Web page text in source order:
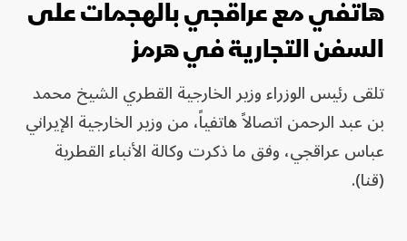
هاتفي مع عراقجي بالهجمات على
السفن التجارية في هرمز
تلقى رئيس الوزراء وزير الخارجية القطري الشيخ محمد
بن عبد الرحمن اتصالاً هاتفياً، من وزير الخارجية الإيراني
عباس عراقجي، وفق ما ذكرت وكالة الأنباء القطرية
(قنا).